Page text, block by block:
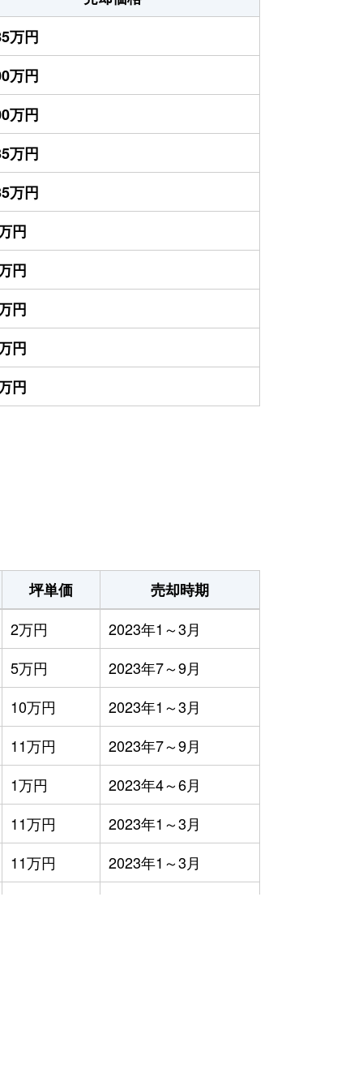
万円
万円
万円
万円
万円
円
円
円
円
円
坪単価
売却時期
2万円
2023年1～3月
5万円
2023年7～9月
10万円
2023年1～3月
11万円
2023年7～9月
1万円
2023年4～6月
11万円
2023年1～3月
11万円
2023年1～3月